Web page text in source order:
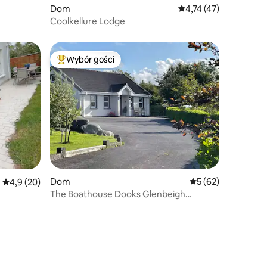
Dom Średnia ocena: 4,74
4,74 (47)
Coolkellure Lodge
Średnia ocena: 4,9 na 5, liczba recenzji: 20
4,9 (20)
Najpopularniejsze z kategorii Wybór gości
Wybór gości
Dom Średnia ocena: 5
5 (62)
The Boathouse Dooks Glenbeigh